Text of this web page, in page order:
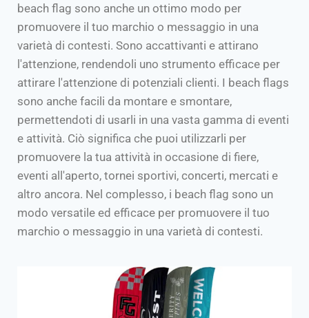
beach flag sono anche un ottimo modo per
promuovere il tuo marchio o messaggio in una
varietà di contesti. Sono accattivanti e attirano
l'attenzione, rendendoli uno strumento efficace per
attirare l'attenzione di potenziali clienti. I beach flags
sono anche facili da montare e smontare,
permettendoti di usarli in una vasta gamma di eventi
e attività. Ciò significa che puoi utilizzarli per
promuovere la tua attività in occasione di fiere,
eventi all'aperto, tornei sportivi, concerti, mercati e
altro ancora. Nel complesso, i beach flag sono un
modo versatile ed efficace per promuovere il tuo
marchio o messaggio in una varietà di contesti.